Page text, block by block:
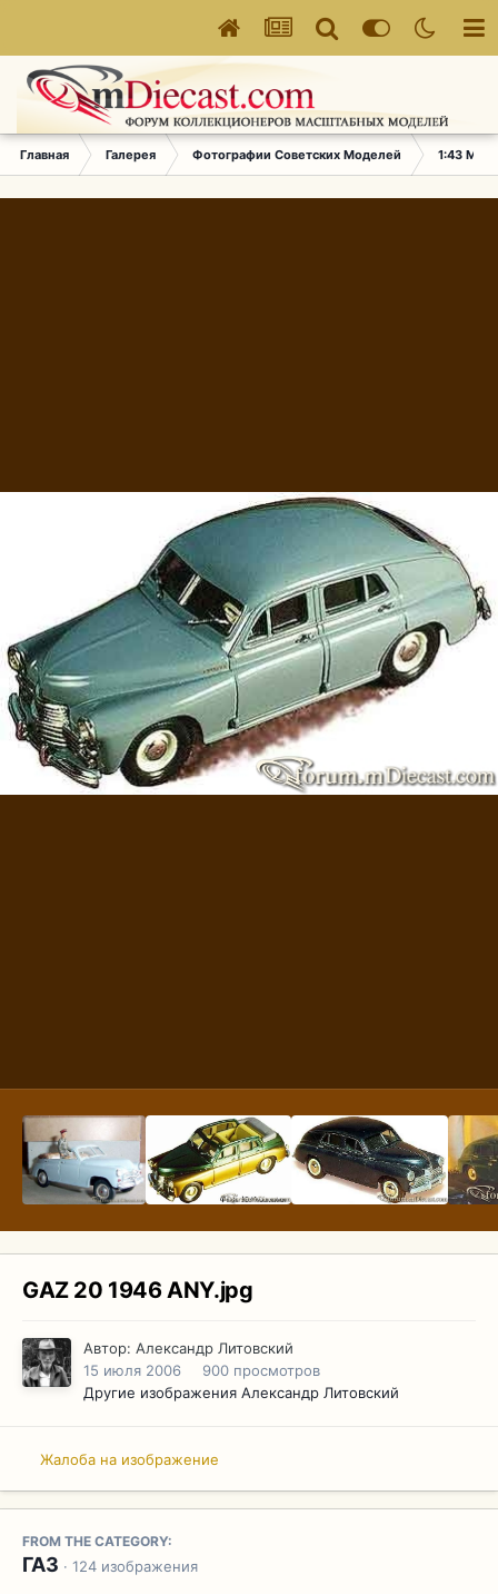
Главная Галерея Фотографии Советских Моделей 1:43
GAZ 20 1946 ANY.jpg
Автор: Александр Литовский
15 июля 2006
900 просмотров
Другие изображения Александр Литовский
Жалоба на изображение
FROM THE CATEGORY:
ГАЗ · 124 изображения